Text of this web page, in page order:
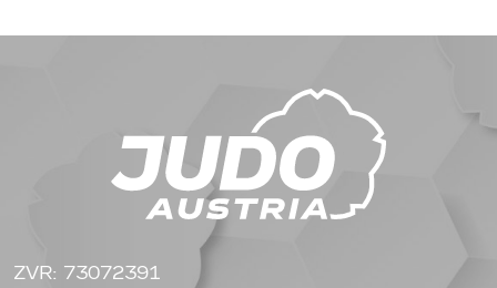
ZVR: 73072391